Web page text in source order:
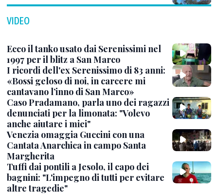
VIDEO
Ecco il tanko usato dai Serenissimi nel
1997 per il blitz a San Marco
I ricordi dell'ex Serenissimo di 83 anni:
«Bossi geloso di noi, in carcere mi
cantavano l’inno di San Marco»
Caso Pradamano, parla uno dei ragazzi
denunciati per la limonata: "Volevo
anche aiutare i miei"
Venezia omaggia Guccini con una
Cantata Anarchica in campo Santa
Margherita
Tuffi dai pontili a Jesolo, il capo dei
bagnini: "L'impegno di tutti per evitare
altre tragedie"